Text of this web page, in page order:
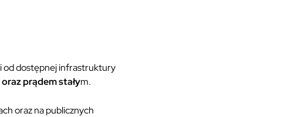
od dostępnej infrastruktury
prądem stałym.
oraz na publicznych